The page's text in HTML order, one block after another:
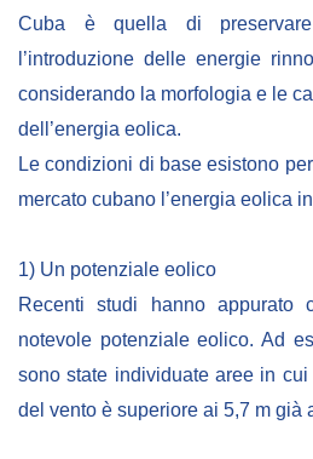
Cuba è quella di preservare
l’introduzione delle energie
considerando la morfologia e le
dell’energia eolica.
Le condizioni di base esistono
mercato cubano l’energia eolica
1) Un potenziale eolico
Recenti studi hanno appurato
notevole potenziale eolico. Ad
sono state individuate aree in
del vento è superiore ai 5,7 m già